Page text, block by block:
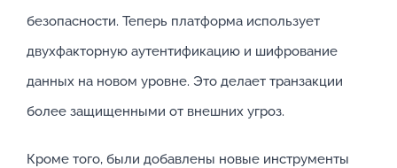
безопасности. Теперь платформа использует
двухфакторную аутентификацию и шифрование
данных на новом уровне. Это делает транзакции
более защищенными от внешних угроз.
Кроме того, были добавлены новые инструменты